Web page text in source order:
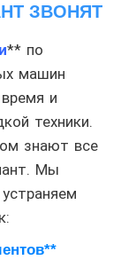
ЗВОНЯТ
** по
машин
и
техники.
знают все
Мы